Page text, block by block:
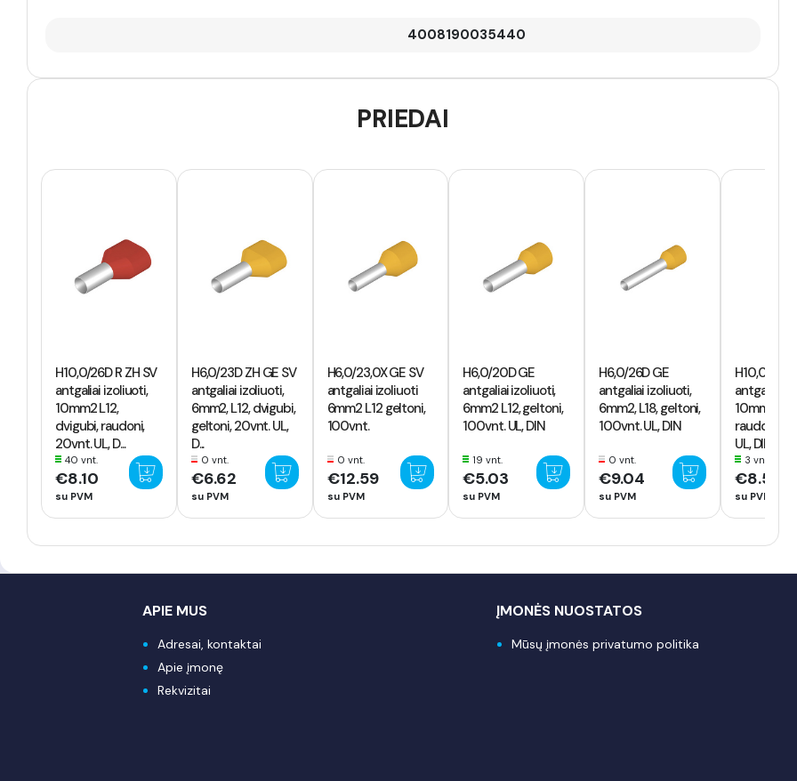
4008190035440
PRIEDAI
H10,0/26D R ZH SV
antgaliai izoliuoti,
10mm2 L12,
dvigubi, raudoni,
20vnt. UL, D...
40 vnt.
€8.10
su PVM
H6,0/23D ZH GE SV
antgaliai izoliuoti,
6mm2, L12, dvigubi,
geltoni, 20vnt. UL,
D...
0 vnt.
€6.62
su PVM
H6,0/23,0X GE SV
antgaliai izoliuoti
6mm2 L12 geltoni,
100vnt.
0 vnt.
€12.59
su PVM
H6,0/20D GE
antgaliai izoliuoti,
6mm2 L12, geltoni,
100vnt. UL, DIN
19 vnt.
€5.03
su PVM
H6,0/26D GE
antgaliai izoliuoti,
6mm2, L18, geltoni,
100vnt. UL, DIN
0 vnt.
€9.04
su PVM
H10,0/22D R
antgaliai
10mm2 L12,
raudoni,
UL, DIN
3 vnt.
€8.57
su PVM
APIE MUS
Adresai, kontaktai
Apie įmonę
Rekvizitai
ĮMONĖS NUOSTATOS
Mūsų įmonės privatumo politika